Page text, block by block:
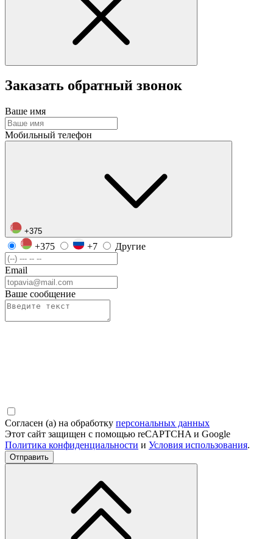
Заказать обратный звонок
Ваше имя
Мобильный телефон
+375
+375 +7 Другие
Email
Ваше сообщение
Согласен (а) на обработку персональных данных
Этот сайт защищен с помощью reCAPTCHA и Google
Политика конфиденциальности и Условия использования.
Отправить